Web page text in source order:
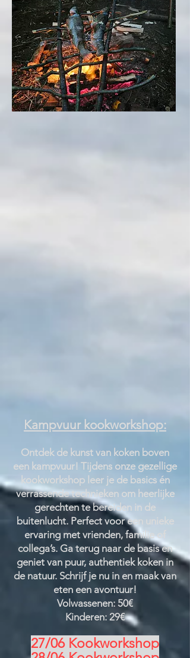
Kampvuur kookworkshop:
Ontdek de kunst van koken boven
een kampvuur! Tijdens onze gezellige
kookworkshop leer je de basics én
verrassende technieken om heerlijke
gerechten te bereiden in de
buitenlucht. Perfect voor een unieke
ervaring met vrienden, familie of
collega’s. Ga terug naar de basis en
geniet van puur, authentiek koken in
de natuur. Schrijf je nu in en maak van
eten een avontuur!
Volwassenen: 50€
Kinderen: 29€
27/06 Kookworkshop